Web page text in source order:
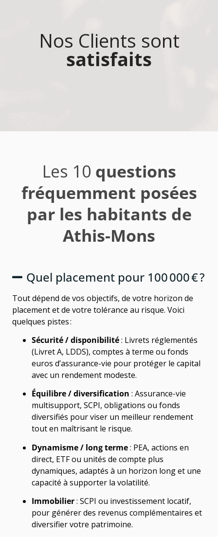
Nos Clients sont
satisfaits
Les 10 questions
fréquemment posées
par les habitants de
Athis-Mons
Quel placement pour 100 000 € ?
Tout dépend de vos objectifs, de votre horizon de
placement et de votre tolérance au risque. Voici
quelques pistes :
Sécurité / disponibilité: Livrets réglementés
(Livret A, LDDS), comptes à terme ou fonds
euros d’assurance-vie pour protéger le capital
avec un rendement modeste.
Équilibre / diversification : Assurance-vie
multisupport, SCPI, obligations ou fonds
diversifiés pour viser un meilleur rendement
tout en maîtrisant le risque.
Dynamisme / long terme: PEA, actions en
direct, ETF ou unités de compte plus
dynamiques, adaptés à un horizon long et une
capacité à supporter la volatilité.
Immobilier: SCPI ou investissement locatif,
pour générer des revenus complémentaires et
diversifier votre patrimoine.